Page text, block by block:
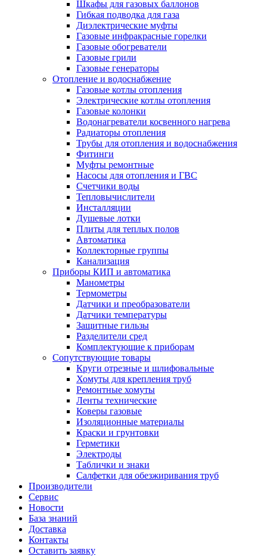
Шкафы для газовых баллонов
Гибкая подводка для газа
Диэлектрические муфты
Газовые инфракрасные горелки
Газовые обогреватели
Газовые грили
Газовые генераторы
Отопление и водоснабжение
Газовые котлы отопления
Электрические котлы отопления
Газовые колонки
Водонагреватели косвенного нагрева
Радиаторы отопления
Трубы для отопления и водоснабжения
Фитинги
Муфты ремонтные
Насосы для отопления и ГВС
Счетчики воды
Тепловычислители
Инсталляции
Душевые лотки
Плиты для теплых полов
Автоматика
Коллекторные группы
Канализация
Приборы КИП и автоматика
Манометры
Термометры
Датчики и преобразователи
Датчики температуры
Защитные гильзы
Разделители сред
Комплектующие к приборам
Сопутствующие товары
Круги отрезные и шлифовальные
Хомуты для крепления труб
Ремонтные хомуты
Ленты технические
Коверы газовые
Изоляционные материалы
Краски и грунтовки
Герметики
Электроды
Таблички и знаки
Салфетки для обезжиривания труб
Производители
Сервис
Новости
База знаний
Доставка
Контакты
Оставить заявку